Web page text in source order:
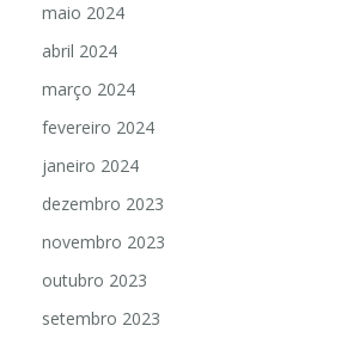
maio 2024
abril 2024
março 2024
fevereiro 2024
janeiro 2024
dezembro 2023
novembro 2023
outubro 2023
setembro 2023